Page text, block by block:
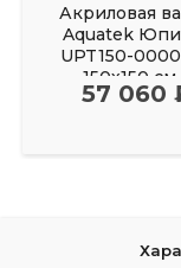
Акриловая
Aquatek
UPT150-
150х150 см
57 060